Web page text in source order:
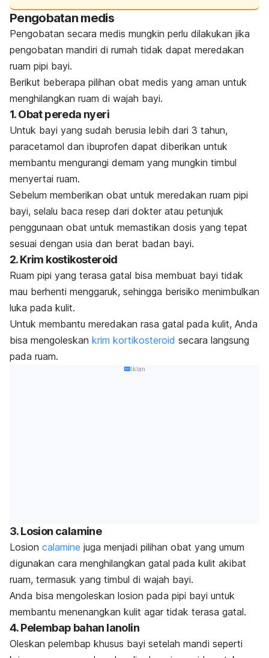
Pengobatan medis
Pengobatan secara medis mungkin perlu dilakukan jika
pengobatan mandiri di rumah tidak dapat meredakan
ruam pipi bayi.
Berikut beberapa pilihan obat medis yang aman untuk
menghilangkan ruam di wajah bayi.
1. Obat pereda nyeri
Untuk bayi yang sudah berusia lebih dari 3 tahun,
paracetamol dan ibuprofen dapat diberikan untuk
membantu mengurangi demam yang mungkin timbul
menyertai ruam.
Sebelum memberikan obat untuk meredakan ruam pipi
bayi, selalu baca resep dari dokter atau petunjuk
penggunaan obat untuk memastikan dosis yang tepat
sesuai dengan usia dan berat badan bayi.
2. Krim kostikosteroid
Ruam pipi yang terasa gatal bisa membuat bayi tidak
mau berhenti menggaruk, sehingga berisiko menimbulkan
luka pada kulit.
Untuk membantu meredakan rasa gatal pada kulit, Anda
bisa mengoleskan krim kortikosteroid secara langsung
pada ruam.
Iklan
3. Losion calamine
Losion calamine juga menjadi pilihan obat yang umum
digunakan cara menghilangkan gatal pada kulit akibat
ruam, termasuk yang timbul di wajah bayi.
Anda bisa mengoleskan losion pada pipi bayi untuk
membantu menenangkan kulit agar tidak terasa gatal.
4. Pelembap bahan lanolin
Oleskan pelembap khusus bayi setelah mandi seperti